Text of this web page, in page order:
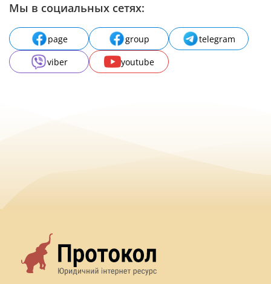
Мы в социальных сетях:
page group
telegram
viber
youtube